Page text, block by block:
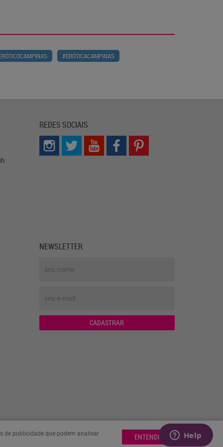
#ERÓTICACAMPINAS
REDES SOCIAIS
NEWSLETTER
CADASTRAR
de publicidade que podem analisar
ENTENDI